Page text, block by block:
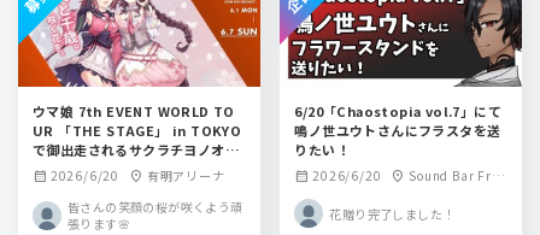
ウマ娘 7th EVENT WORLD TO
UR 「THE STAGE」 in TOKYO
で御出走されるサクラチヨノオー
役、野口瑠璃子さん。サクラチト
セオー役、明智瑠子さんにフラス
タを送りませんか？
calendar_month 2026/6/20 location_on 有明アリーナ
皆さんの笑顔の桜が咲くよう頑
張ります🌸
6/20「Chaostopia vol.7」にて
鳴ノ世ユウトさんにフラスタを送
りたい！
calendar_month 2026/6/20 location_on Sound Bar Frej
花贈り完了しました！